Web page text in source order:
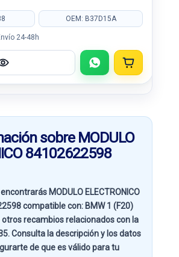
OEM: B37D15A
24-48h
sobre MODULO
84102622598
MODULO ELECTRONICO
compatible con: BMW 1 (F20)
recambios relacionados con la
. Consulta la descripción y los datos
de que es válido para tu